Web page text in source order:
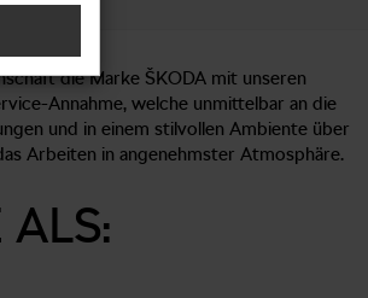
die Marke ŠKODA mit unseren
Annahme, welche unmittelbar an die
und in einem stilvollen Ambiente über
Arbeiten in angenehmster Atmosphäre.